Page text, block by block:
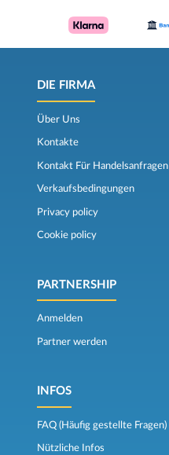
DIE FIRMA
Über Uns
Kontakte
Kontakt Für Handelsanfragen
Verkaufsbedingungen
Privacy policy
Cookie policy
PARTNERSHIP
Anmelden
Partner werden
INFOS
FAQ (Häufig gestellte Fragen)
Nützliche Infos